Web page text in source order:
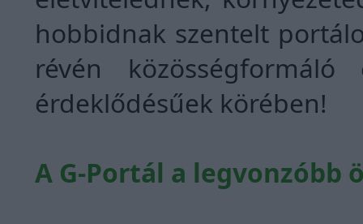
hobbidnak szentelt
révén
érdeklődésűek körében!
A G-Portál a legvonzóbb